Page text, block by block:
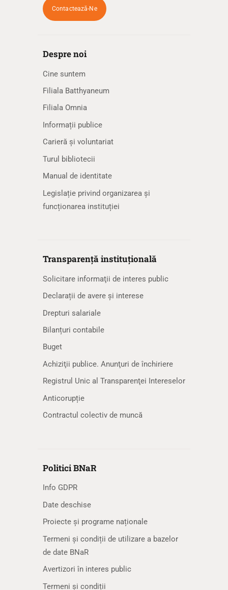
Contactează-Ne
Despre noi
Cine suntem
Filiala Batthyaneum
Filiala Omnia
Informații publice
Carieră și voluntariat
Turul bibliotecii
Manual de identitate
Legislație privind organizarea și
funcționarea instituției
Transparență instituțională
Solicitare informaţii de interes public
Declarații de avere și interese
Drepturi salariale
Bilanțuri contabile
Buget
Achiziţii publice. Anunţuri de închiriere
Registrul Unic al Transparenţei Intereselor
Anticorupție
Contractul colectiv de muncă
Politici BNaR
Info GDPR
Date deschise
Proiecte și programe naționale
Termeni și condiții de utilizare a bazelor
de date BNaR
Avertizori în interes public
Termeni și condiții